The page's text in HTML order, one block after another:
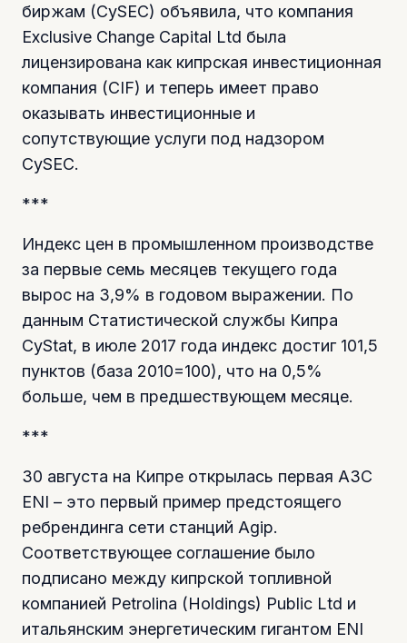
биржам (CySEC) объявила, что компания
Exclusive Change Capital Ltd была
лицензирована как кипрская инвестиционная
компания (CIF) и теперь имеет право
оказывать инвестиционные и
сопутствующие услуги под надзором
CySEC.
***
Индекс цен в промышленном производстве
за первые семь месяцев текущего года
вырос на 3,9% в годовом выражении. По
данным Статистической службы Кипра
CyStat, в июле 2017 года индекс достиг 101,5
пунктов (база 2010=100), что на 0,5%
больше, чем в предшествующем месяце.
***
30 августа на Кипре открылась первая АЗС
ENI – это первый пример предстоящего
ребрендинга сети станций Agip.
Соответствующее соглашение было
подписано между кипрской топливной
компанией Petrolina (Holdings) Public Ltd и
итальянским энергетическим гигантом ENI